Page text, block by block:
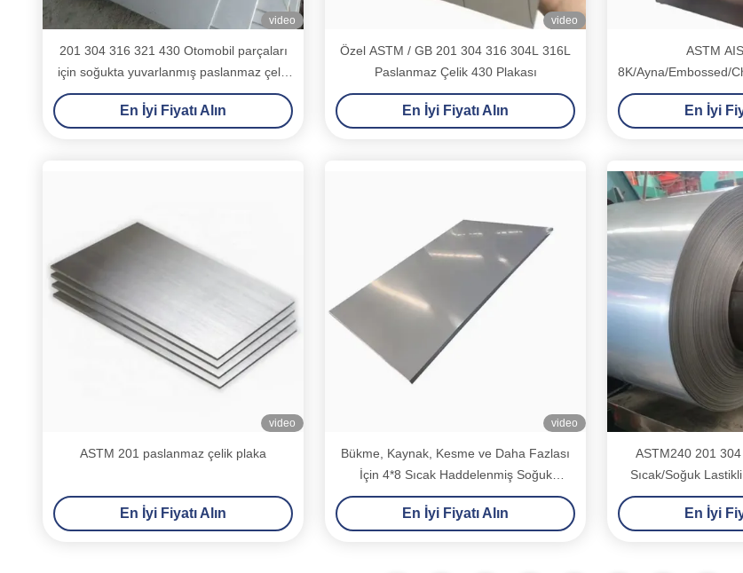
video
201 304 316 321 430 Otomobil parçaları
için soğukta yuvarlanmış paslanmaz çelik
plaka
En İyi Fiyatı Alın
video
Özel ASTM / GB 201 304 316 304L 316L
Paslanmaz Çelik 430 Plakası
En İyi Fiyatı Alın
ASTM
8K/Ayna/Embossed/
çelik
En İyi
video
ASTM 201 paslanmaz çelik plaka
En İyi Fiyatı Alın
video
Bükme, Kaynak, Kesme ve Daha Fazlası
İçin 4*8 Sıcak Haddelenmiş Soğuk
Haddelenmiş Paslanmaz Çelik Plaka
En İyi Fiyatı Alın
ASTM240 201
Sıcak/Soğuk
Demir Paslanmaz
İnşaat
En İyi